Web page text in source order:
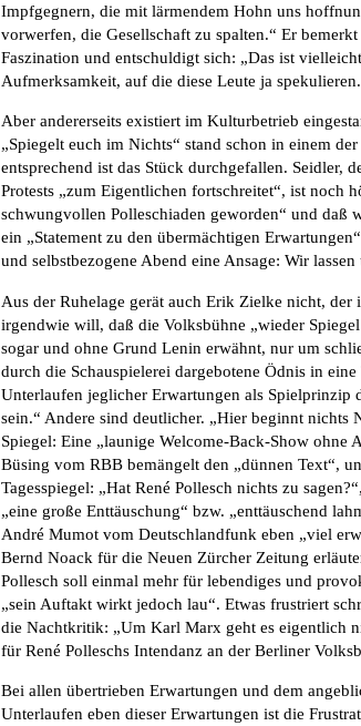
Impfgegnern, die mit lärmendem Hohn uns
vorwerfen, die Gesellschaft zu spalten.“ Er
Faszination und entschuldigt sich: „Das ist
Aufmerksamkeit, auf die diese Leute ja
Aber andererseits existiert im Kulturbetrieb
„Spiegelt euch im Nichts“ stand schon in einem
entsprechend ist das Stück durchgefallen. Seidler,
Protests „zum Eigentlichen fortschreitet“, ist noch
schwungvollen Polleschiaden geworden“ und daß
ein „Statement zu den übermächtigen
und selbstbezogene Abend eine Ansage: Wir
Aus der Ruhelage gerät auch Erik Zielke nicht, der
irgendwie will, daß die Volksbühne „wieder
sogar und ohne Grund Lenin erwähnt, nur um
durch die Schauspielerei dargebotene Ödnis in
Unterlaufen jeglicher Erwartungen als Spielprinzip
sein.“ Andere sind deutlicher. „Hier beginnt nichts
Spiegel: Eine „launige Welcome-Back-Show ohne
Büsing vom RBB bemängelt den „dünnen Text“,
Tagesspiegel: „Hat René Pollesch nichts zu
„eine große Enttäuschung“ bzw. „enttäuschend
André Mumot vom Deutschlandfunk eben „viel
Bernd Noack für die Neuen Zürcher Zeitung
Pollesch soll einmal mehr für lebendiges und
„sein Auftakt wirkt jedoch lau“. Etwas frustriert
die Nachtkritik: „Um Karl Marx geht es eigentlich
für René Polleschs Intendanz an der Berliner
Bei allen übertrieben Erwartungen und dem
Unterlaufen eben dieser Erwartungen ist die